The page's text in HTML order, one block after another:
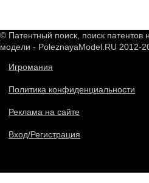
© Патентный поиск, поиск патентов
модели - PoleznayaModel.RU 2012-
Игромания
Политика конфиденциальности
Реклама на сайте
Вход/Регистрация